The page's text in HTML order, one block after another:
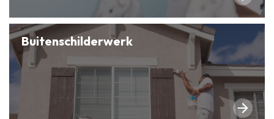
Buitenschilderwerk